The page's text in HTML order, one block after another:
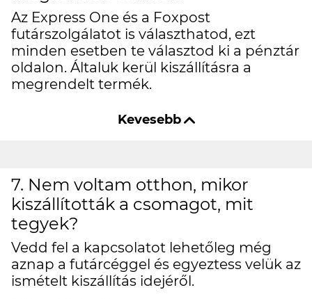
Az Express One és a Foxpost
futárszolgálatot is választhatod, ezt
minden esetben te választod ki a pénztár
oldalon. Általuk kerül kiszállításra a
megrendelt termék.
7. Nem voltam otthon, mikor
kiszállították a csomagot, mit
tegyek?
Vedd fel a kapcsolatot lehetőleg még
aznap a futárcéggel és egyeztess velük az
ismételt kiszállítás idejéről.